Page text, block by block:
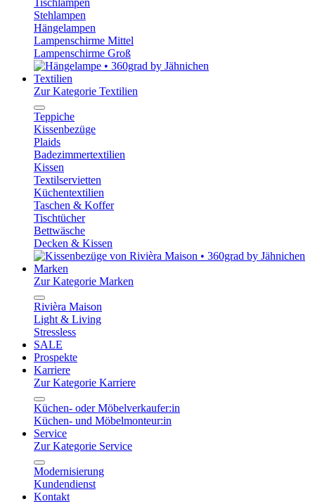
Stehlampen
Hängelampen
Lampenschirme Mittel
Lampenschirme Groß
Textilien
Zur Kategorie Textilien
Teppiche
Kissenbezüge
Plaids
Badezimmertextilien
Kissen
Textilservietten
Küchentextilien
Taschen & Koffer
Tischtücher
Bettwäsche
Decken & Kissen
Marken
Zur Kategorie Marken
Rivièra Maison
Light & Living
Stressless
SALE
Prospekte
Karriere
Zur Kategorie Karriere
Küchen- oder Möbelverkaufer:in
Küchen- und Möbelmonteur:in
Service
Zur Kategorie Service
Modernisierung
Kundendienst
Kontakt